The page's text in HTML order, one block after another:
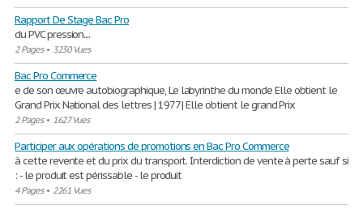
Rapport De Stage Bac Pro
du PVC pression....
2 Pages• 3230 Vues
Bac Pro Commerce
e de son œuvre autobiographique, Le labyrinthe du monde Elle obtient le
Grand Prix National des lettres | 1977 | Elle obtient le grand Prix
2 Pages• 1627 Vues
Participer aux opérations de promotions en Bac Pro Commerce
à cette revente et du prix du transport. Interdiction de vente à perte sauf si
: - le produit est périssable - le produit
4 Pages• 2261 Vues